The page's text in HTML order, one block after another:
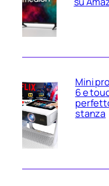
Mini
6 e
stanza